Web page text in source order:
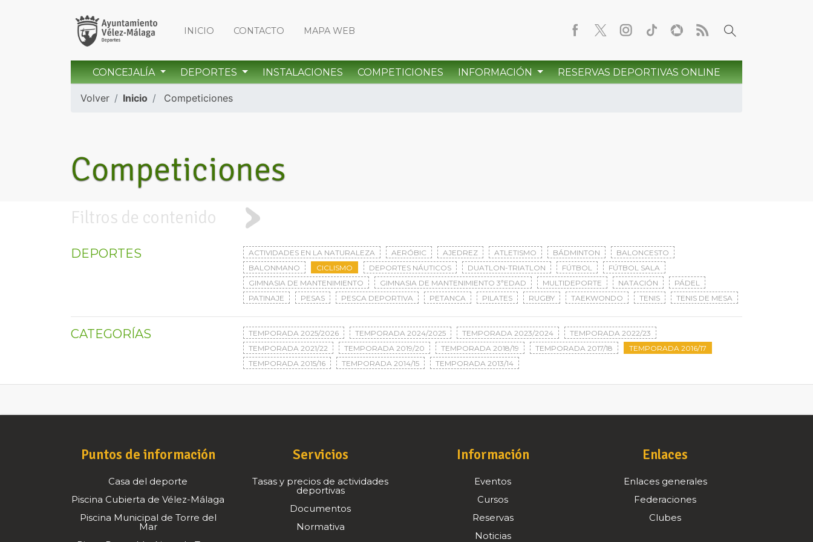
INICIO CONTACTO MAPA WEB
CONCEJALÍA DEPORTES INSTALACIONES COMPETICIONES INFORMACIÓN RESERVAS DEPORTIVAS ONLINE
Volver Inicio Competiciones
Competiciones
Filtros de contenido
DEPORTES ACTIVIDADES EN LA NATURALEZA AERÓBIC AJEDREZ ATLETISMO BÁDMINTON
BALONCESTO
BALONMANO
CICLISMO DEPORTES NÁUTICOS DUATLON-TRIATLON FÚTBOL
FÚTBOL SALA
GIMNASIA DE MANTENIMIENTO
GIMNASIA DE MANTENIMIENTO 3ªEDAD MULTIDEPORTE NATACIÓN
PÁDEL
PATINAJE
PESAS PESCA DEPORTIVA PETANCA PILATES RUGBY TAEKWONDO TENIS TENIS DE MESA
CATEGORÍAS TEMPORADA 2025/2026 TEMPORADA 2024/2025 TEMPORADA 2023/2024
TEMPORADA 2022/23
TEMPORADA 2021/22
TEMPORADA 2019/20 TEMPORADA 2018/19 TEMPORADA 2017/18
TEMPORADA 2016/17
TEMPORADA 2015/16
TEMPORADA 2014/15 TEMPORADA 2013/14
Puntos de información
Casa del deporte
Piscina Cubierta de Vélez-Málaga
Piscina Municipal de Torre del
Mar
Servicios
Tasas y precios de actividades
deportivas
Documentos
Normativa
Información
Eventos
Cursos
Reservas
Noticias
Enlaces
Enlaces generales
Federaciones
Clubes